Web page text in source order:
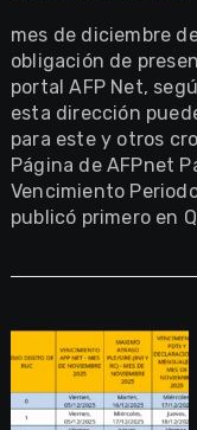
mes de diciembre
obligación de
portal AFP Net,
esta dirección
para este y otros
Página de AFPnet
Vencimiento
publicó primero en